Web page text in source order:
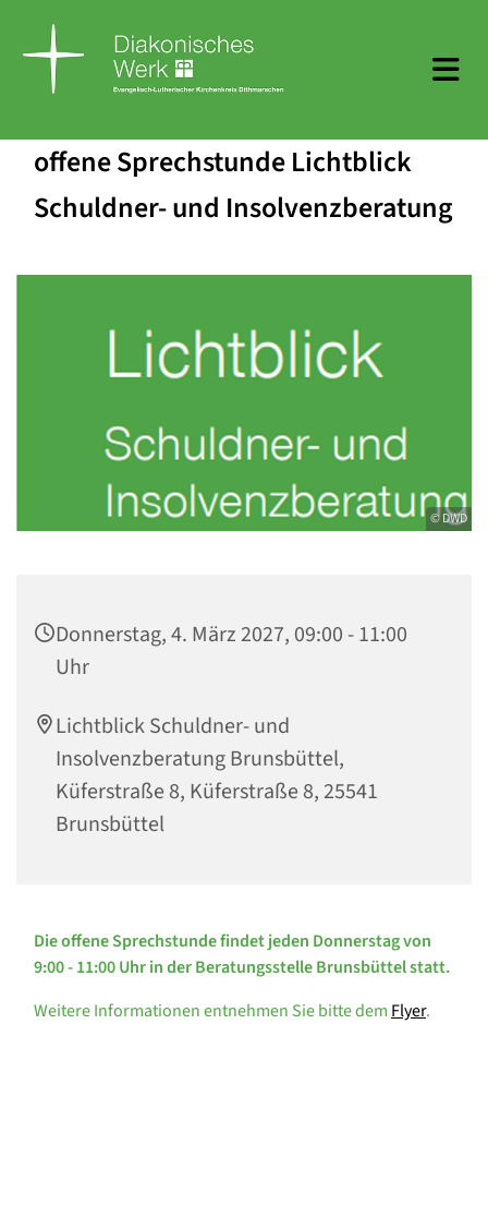
offene Sprechstunde Lichtblick
Schuldner- und Insolvenzberatung
© DWD
Donnerstag, 4. März 2027, 09:00 - 11:00
Uhr
Lichtblick Schuldner- und
Insolvenzberatung Brunsbüttel,
Küferstraße 8, Küferstraße 8, 25541
Brunsbüttel
Die offene Sprechstunde findet jeden Donnerstag von
9:00 - 11:00 Uhr in der Beratungsstelle Brunsbüttel statt.
Weitere Informationen entnehmen Sie bitte dem Flyer.